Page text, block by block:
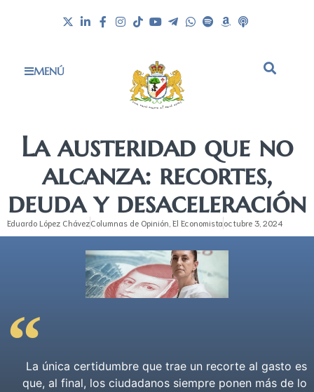
MENÚ
La austeridad que no
alcanza: recortes,
deuda y desaceleración
Eduardo López ChávezColumnas de Opinión El Economista octubre 3, 2024
La única certidumbre que trae un recorte al gasto es
que, al final, los ciudadanos siempre ponen más de lo